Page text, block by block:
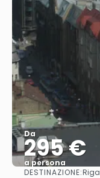
Da
295 €
a persona
DESTINAZIONE:Riga